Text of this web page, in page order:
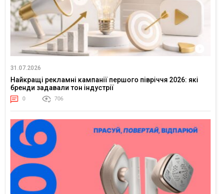
31.07.2026
Найкращі рекламні кампанії першого півріччя 2026: які
бренди задавали тон індустрії
0 706